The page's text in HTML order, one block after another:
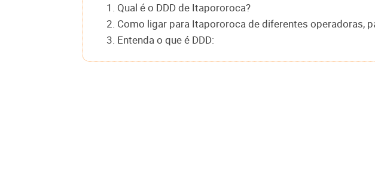
1. Qual é o DDD de Itapororoca?
2. Como ligar para Itapororoca de diferentes operadoras,
3. Entenda o que é DDD: